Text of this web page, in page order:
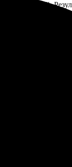
простой.
простым: